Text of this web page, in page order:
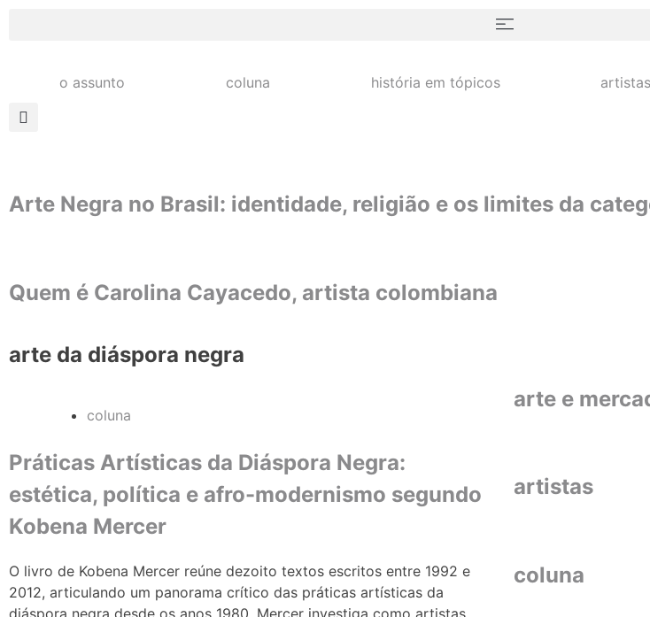
o assunto coluna história em tópicos artistas
Arte Negra no Brasil: identidade, religião e os limites da
Quem é Carolina Cayacedo, artista colombiana
arte da diáspora negra
coluna
Práticas Artísticas da Diáspora Negra:
estética, política e afro-modernismo segundo
Kobena Mercer
O livro de Kobena Mercer reúne dezoito textos escritos entre 1992 e
2012, articulando um panorama crítico das práticas artísticas da
diáspora negra desde os anos 1980. Mercer investiga como artistas
arte e
artistas
coluna